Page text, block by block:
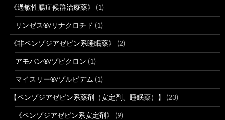
《過敏性腸症候群治療薬》 (1)
リンゼス®/リナクロチド (1)
《非ベンゾジアゼピン系睡眠薬》 (2)
アモバン®/ゾピクロン (1)
マイスリー®/ゾルピデム (1)
【ベンゾジアゼピン系薬剤（安定剤、睡眠薬）】 (23)
《ベンゾジアゼピン系安定剤》 (9)